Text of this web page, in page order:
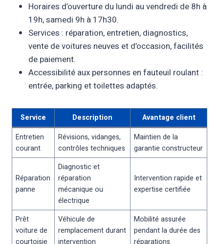
Horaires d’ouverture du lundi au vendredi de 8h à
19h, samedi 9h à 17h30.
Services : réparation, entretien, diagnostics,
vente de voitures neuves et d’occasion, facilités
de paiement.
Accessibilité aux personnes en fauteuil roulant :
entrée, parking et toilettes adaptés.
Service Description
Avantage client
Entretien
courant
Révisions, vidanges,
contrôles techniques
Maintien de la
garantie constructeur
Réparation
panne
Diagnostic et
réparation
mécanique ou
électrique
Intervention rapide et
expertise certifiée
Prêt
voiture de
courtoisie
Véhicule de
remplacement durant
intervention
Mobilité assurée
pendant la durée des
réparations